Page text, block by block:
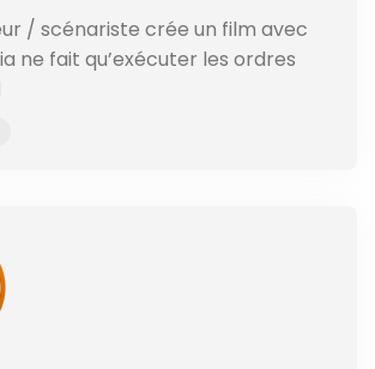
/ scénariste crée un film avec
ne fait qu’exécuter les ordres